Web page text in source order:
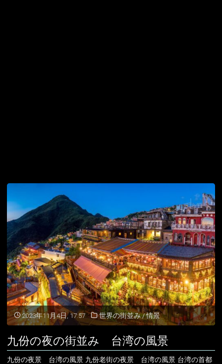
2023年11月4日, 17:57 世界の街並み/情景
九份の夜の街並み 台湾の風景
九份の夜景 台湾の風景 九份老街の夜景 台湾の風景 台湾の首都